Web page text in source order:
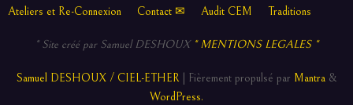
Ateliers et Re-Connexion
Contact ✉ Audit CEM Traditions
* Site créé par Samuel DESHOUX * MENTIONS LEGALES *
Samuel DESHOUX / CIEL-ETHER | Fièrement propulsé par Mantra &
WordPress.